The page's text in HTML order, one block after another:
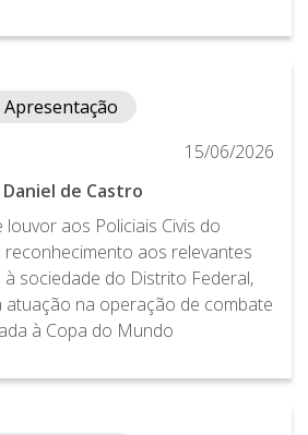
Apresentação
15/06/2026
de Castro
aos Policiais Civis do
reconhecimento aos relevantes
sociedade do Distrito Federal,
atuação na operação de combate
à Copa do Mundo